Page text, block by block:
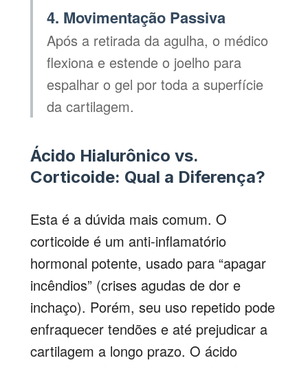
4. Movimentação Passiva
Após a retirada da agulha, o médico
flexiona e estende o joelho para
espalhar o gel por toda a superfície
da cartilagem.
Ácido Hialurônico vs.
Corticoide: Qual a Diferença?
Esta é a dúvida mais comum. O
corticoide é um anti-inflamatório
hormonal potente, usado para “apagar
incêndios” (crises agudas de dor e
inchaço). Porém, seu uso repetido pode
enfraquecer tendões e até prejudicar a
cartilagem a longo prazo. O ácido